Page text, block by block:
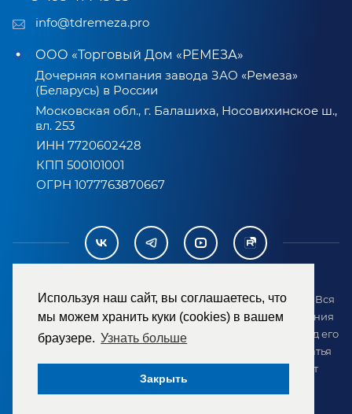
Используя наш сайт, вы соглашаетесь, что
мы можем хранить куки (cookies) в вашем
браузере. Узнать больше
Закрыть
info@tdremeza.pro
ООО «Торговый Дом «РЕМЕЗА»
Дочерняя компания завода ЗАО «Ремеза»
(Беларусь) в России
Московская обл., г. Балашиха, Носовихинское ш.,
вл. 253
ИНН 7720602428
КПП 500101001
ОГРН 1077763870667
2007-2026 © ООО «ТД «РЕМЕЗА». Все права защищены. Вся
информация на сайте размещена в целях предоставления
возможности покупателю ознакомиться с товаром перед его
приобретением и не является публичной офертой (статья
437 ГК РФ). Внешний вид товара может отличаться от
представленного на сайте.